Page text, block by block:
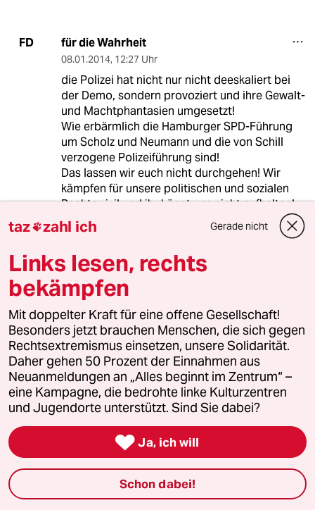
FD für die Wahrheit
08.01.2014, 12:27 Uhr
die Polizei hat nicht nur nicht deeskaliert bei
der Demo, sondern provoziert und ihre Gewalt-
und Machtphantasien umgesetzt!
Wie erbärmlich die Hamburger SPD-Führung
um Scholz und Neumann und die von Schill
verzogene Polizeiführung sind!
Das lassen wir euch nicht durchgehen! Wir
kämpfen für unsere politischen und sozialen
Rechte zivil und ihr könnt uns nicht aufhalten!
D Dieter1966
08.01.2014, 12:02 Uhr
Ich glaube Olaf Scholz hat noch nicht realisiert,
das ihn diese Lügengeschichte den Job kosten
kann.
H Horsti
08.01.2014,11:56 Uhr
Deeskalation seitens der Randalierer?
VL
taz zahl ich Gerade nicht
Links lesen, rechts
bekämpfen
Mit doppelter Kraft für eine offene Gesellschaft!
Besonders jetzt brauchen Menschen, die sich gegen
Rechtsextremismus einsetzen, unsere Solidarität.
Daher gehen 50 Prozent der Einnahmen aus
Neuanmeldungen an „Alles beginnt im Zentrum“ –
eine Kampagne, die bedrohte linke Kulturzentren
und Jugendorte unterstützt. Sind Sie dabei?
 Ja, ich will
Schon dabei!